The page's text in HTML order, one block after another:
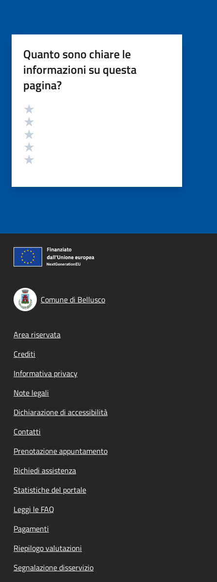
Quanto sono chiare le
informazioni su questa
pagina?
Valutazione
Comune di Bellusco
Footer menu
Area riservata
Crediti
Informativa privacy
Note legali
Dichiarazione di accessibilità
Contatti
Prenotazione appuntamento
Richiedi assistenza
Statistiche del portale
Leggi le FAQ
Pagamenti
Riepilogo valutazioni
Segnalazione disservizio